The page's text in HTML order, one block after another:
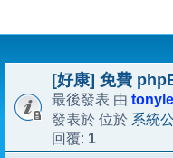
[好康] 免費
最後發表 由
發表於 位於 系統
回覆: 1